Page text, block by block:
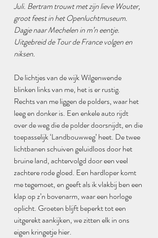
Juli. Bertram trouwt met zijn lieve Wouter,
groot feest in het Openluchtmuseum.
Dagje naar Mechelen in m’n eentje.
Uitgebreid de Tour de France volgen en
niksen.
De lichtjes van de wijk Wilgenwende
blinken links van me, het is er rustig.
Rechts van me liggen de polders, waar het
leeg en donker is. Een enkele auto rijdt
over de weg die de polder doorsnijdt, en die
toepasselijk ‘Landbouwweg’ heet. De twee
lichtbanen schuiven geluidloos door het
bruine land, achtervolgd door een veel
zachtere rode gloed. Een hardloper komt
me tegemoet, en geeft als ik vlakbij ben een
klap op z’n bovenarm, waar een horloge
oplicht. Groeten blijft beperkt tot een
uitgerekt aankijken, we zitten elk in ons
eigen kringetje hier.